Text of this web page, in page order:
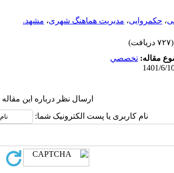
، حکمروایی، مدیریت هماهنگ شهری، مشهد.
(۷۲۷ دریافت)
مقاله: تخصصي
ارسال نظر درباره این مقاله
نام کاربری یا پست الکترونیک شما: